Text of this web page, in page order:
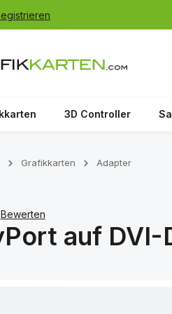
springen
3D Controller
Grafikkarten Adapter
von 0 von 5 Sternen
Bewerten
auf DVI-